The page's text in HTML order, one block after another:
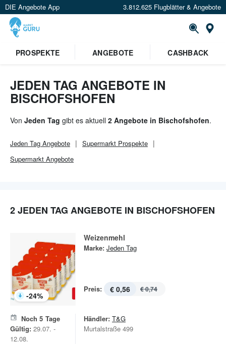
DIE Angebote App 3.812.625 Flugblätter & Angebote
Standort festlegen
PROSPEKTE ANGEBOTE CASHBACK
JEDEN TAG ANGEBOTE IN
BISCHOFSHOFEN
Von Jeden Tag gibt es aktuell 2 Angebote in Bischofshofen.
Jeden Tag Angebote Supermarkt Prospekte
Supermarkt Angebote
2 JEDEN TAG ANGEBOTE IN BISCHOFSHOFEN
-24%
Weizenmehl
Marke: Jeden Tag
Preis: € 0,56 € 0,74
Noch 5 Tage
Gültig: 29.07. -
12.08.
Händler: T&G
Murtalstraße 499